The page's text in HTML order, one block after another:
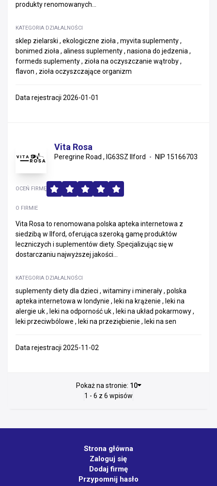
produkty renomowanych...
KATEGORIA DZIAŁALNOŚCI
sklep zielarski , ekologiczne zioła , myvita suplementy ,
bonimed zioła , aliness suplementy , nasiona do jedzenia ,
formeds suplementy , zioła na oczyszczanie wątroby ,
flavon , zioła oczyszczające organizm
Data rejestracji 2026-01-01
Vita Rosa
Peregrine Road , IG63SZ IIford NIP 15166703
O FIRMIE
Vita Rosa to renomowana polska apteka internetowa z
siedzibą w Ilford, oferująca szeroką gamę produktów
leczniczych i suplementów diety. Specjalizując się w
dostarczaniu najwyższej jakości...
KATEGORIA DZIAŁALNOŚCI
suplementy diety dla dzieci , witaminy i minerały , polska
apteka internetowa w londynie , leki na krążenie , leki na
alergie uk , leki na odporność uk , leki na układ pokarmowy ,
leki przeciwbólowe , leki na przeziębienie , leki na sen
OCEŃ FIRMĘ
Data rejestracji 2025-11-02
Pokaż na stronie: 10
1 - 6 z 6 wpisów
Strona główna
Zaloguj się
Dodaj firmę
Przypomnij hasło